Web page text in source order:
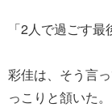
「2人で過ごす最
彩佳は、そう言
っこりと頷いた。